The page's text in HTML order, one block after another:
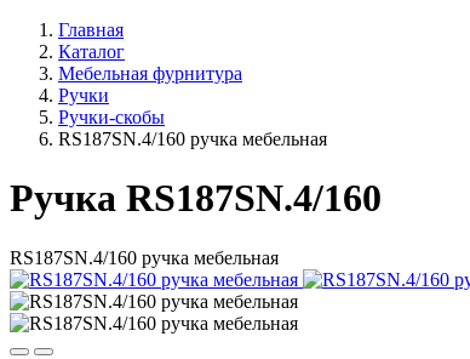
Главная
Каталог
Мебельная фурнитура
Ручки
Ручки-скобы
RS187SN.4/160 ручка мебельная
Ручка RS187SN.4/160
RS187SN.4/160 ручка мебельная